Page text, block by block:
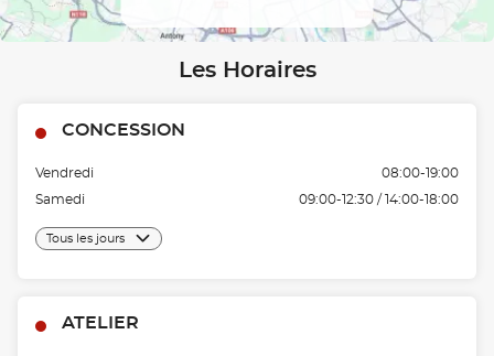
Les Horaires
CONCESSION
Vendredi
08:00-19:00
Samedi
09:00-12:30 / 14:00-18:00
Tous les jours
ATELIER